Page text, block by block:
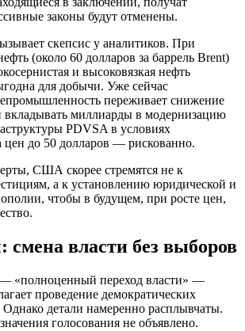
законы будут отменены.
скепсис у аналитиков. При
(около 60 долларов за баррель Brent)
и высоковязкая нефть
для добычи. Уже сейчас
переживает снижение
вкладывать миллиарды в модернизацию
PDVSA в условиях
цен до 50 долларов — рискованно.
США скорее стремятся не к
а к установлению юридической и
чтобы в будущем, при росте цен,
смена власти без выборов
«полноценный переход власти» —
проведение демократических
детали намеренно расплывчаты.
голосования не объявлено.